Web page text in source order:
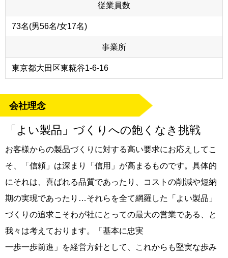
従業員数
73名(男56名/女17名)
事業所
東京都大田区東糀谷1-6-16
会社理念
「よい製品」づくりへの飽くなき挑戦
お客様からの製品づくりに対する高い要求にお応えしてこ
そ、「信頼」は深まり「信用」が高まるものです。具体的
にそれは、喜ばれる品質であったり、コストの削減や短納
期の実現であったり…それらを全て網羅した「よい製品」
づくりの追求こそわが社にとっての最大の営業である、と
我々は考えております。「基本に忠実
一歩一歩前進」を経営方針として、これからも堅実な歩み